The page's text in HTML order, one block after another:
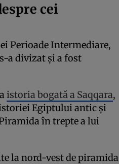
cei
Perioade Intermediare,
a divizat și a fost
istoria bogată a Saqqara,
Egiptului antic și
în trepte a lui
la nord-vest de piramida